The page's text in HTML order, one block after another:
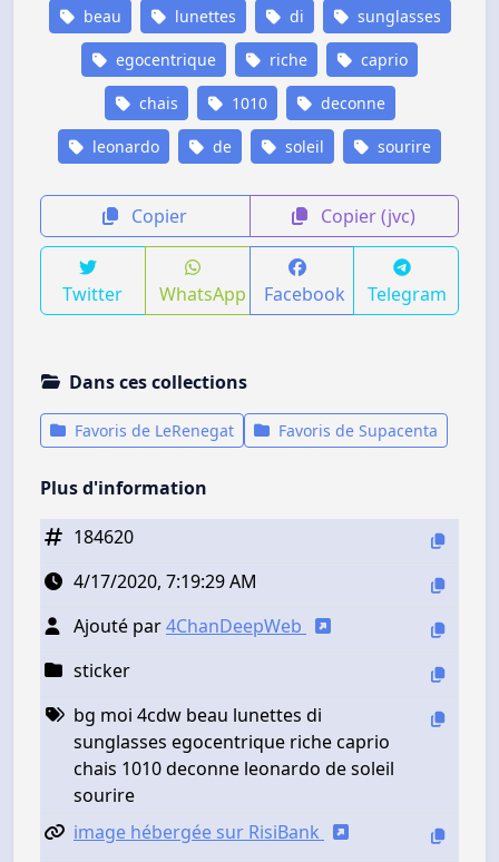
beau lunettes di sunglasses
egocentrique riche caprio
chais 1010 deconne
leonardo de soleil sourire
Copier Copier (jvc)
Twitter WhatsApp Facebook Telegram
Dans ces collections
Favoris de LeRenegat Favoris de Supacenta
Plus d'information
184620
4/17/2020, 7:19:29 AM
Ajouté par4ChanDeepWeb
sticker
bg moi 4cdw beau lunettes di
sunglasses egocentrique riche caprio
chais 1010 deconne leonardo de soleil
sourire
image hébergée sur RisiBank